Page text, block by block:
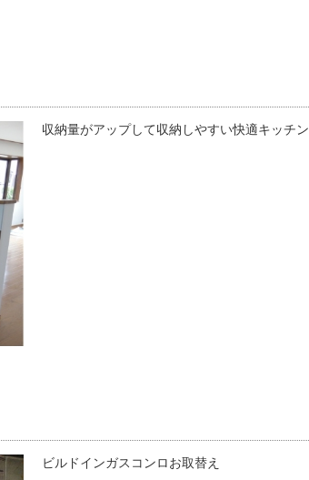
収納量がアップして収納しやすい快適キッチン
ビルドインガスコンロお取替え